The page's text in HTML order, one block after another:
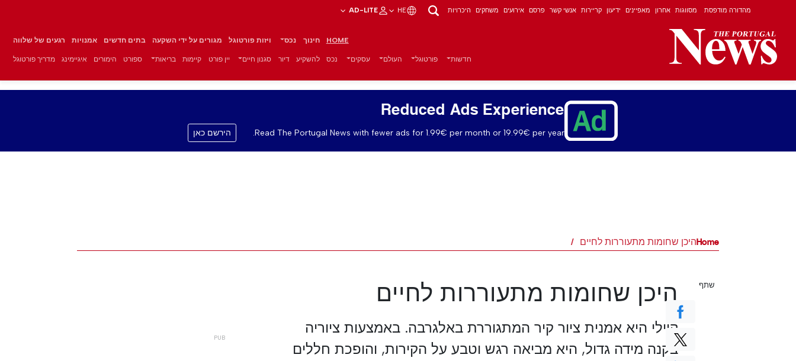
מהדורה מודפסת מסווגות אחרון מאפיינים ידיעון קריירות אנשי קשר פרסם אירועים משחקים היכרויות HE
AD-LITE
HOME חינוך נכס ויזות פורטוגל מגורים על ידי השקעה בתים חדשים אמנויות רגעים של שלווה
חדשות פורטוגל העולם עסקים נכס להשקיע דיור סגנון חיים יין פורט קיימות בריאות ספורט הימורים איגיימינג מדריך פורטוגל
Reduced Ads Experience
Read The Portugal News with fewer ads for 1.99€ per month or 19.99€ per year. הירשם כאן
Homeהיכן שחומות מתעוררות לחיים
היכן שחומות מתעוררות לחיים
קיילי היא אמנית ציור קיר המתגוררת באלגרבה. באמצעות ציוריה
בקנה מידה גדול, היא מביאה רגש וטבע על הקירות, והופכת חללים
שתף